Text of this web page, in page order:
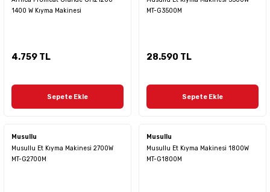
1400 W Kıyma Makinesi
4.759 TL
Sepete Ekle
MT-G3500M
28.590 TL
Sepete Ekle
Musullu
Musullu Et Kıyma Makinesi 2700W
MT-G2700M
Musullu
Musullu Et Kıyma Makinesi 1800W
MT-G1800M